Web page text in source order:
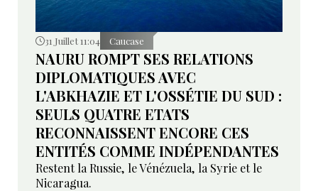
31 Juillet 11:04 Caucase
NAURU ROMPT SES RELATIONS
DIPLOMATIQUES AVEC
L'ABKHAZIE ET L'OSSÉTIE DU SUD :
SEULS QUATRE ETATS
RECONNAISSENT ENCORE CES
ENTITÉS COMME INDÉPENDANTES
Restent la Russie, le Vénézuela, la Syrie et le
Nicaragua.